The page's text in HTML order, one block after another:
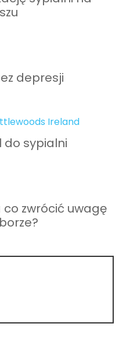
depresji
do sypialni
zwrócić uwagę